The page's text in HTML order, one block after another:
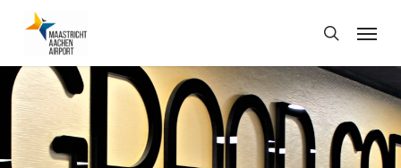
main
content
search
Menu